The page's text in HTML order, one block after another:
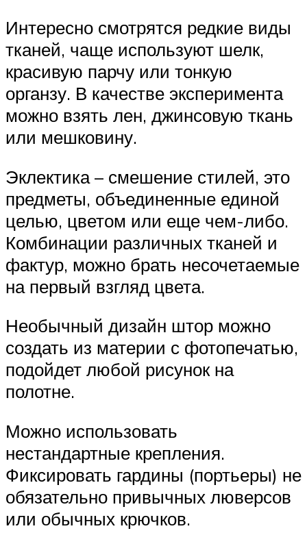
Интересно смотрятся редкие виды
тканей, чаще используют шелк,
красивую парчу или тонкую
органзу. В качестве эксперимента
можно взять лен, джинсовую ткань
или мешковину.
Эклектика – смешение стилей, это
предметы, объединенные единой
целью, цветом или еще чем-либо.
Комбинации различных тканей и
фактур, можно брать несочетаемые
на первый взгляд цвета.
Необычный дизайн штор можно
создать из материи с фотопечатью,
подойдет любой рисунок на
полотне.
Можно использовать
нестандартные крепления.
Фиксировать гардины (портьеры) не
обязательно привычных люверсов
или обычных крючков.